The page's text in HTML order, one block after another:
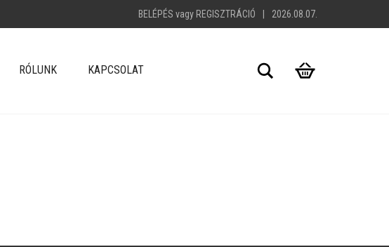
BELÉPÉS vagy REGISZTRÁCIÓ 2026.08.07.
RÓLUNK KAPCSOLAT Search